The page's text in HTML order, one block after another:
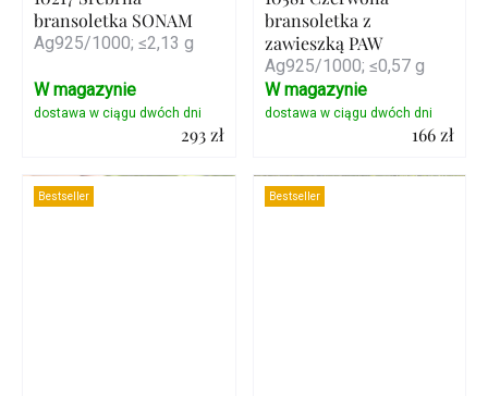
bransoletka SONAM
Ag925/1000; ≤2,13 g
293 zł
Szczegóły
W magazynie
bransoletka z
zawieszką PAW
Ag925/1000; ≤0,57 g
166 zł
Szczegóły
W magazynie
Bestseller Bestseller